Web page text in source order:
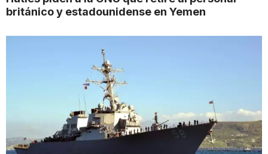
británico y estadounidense en Yemen